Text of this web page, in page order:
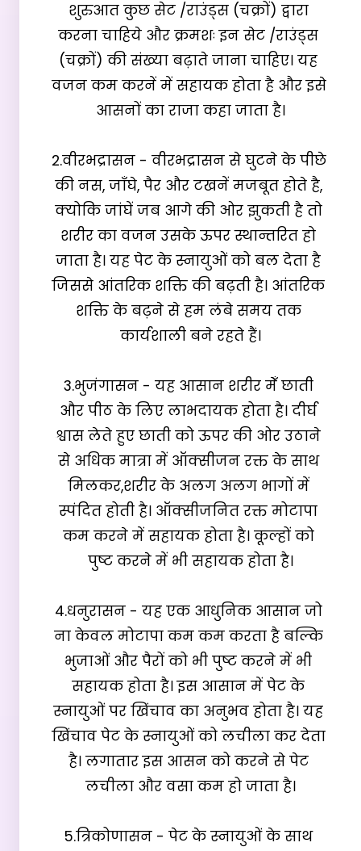
शुरुआत कुछ सेट /राउंड्स (चक्रों) द्वारा
करना चाहिये और क्रमशः इन सेट /राउंड्स
(चक्रों) की संख्या बढ़ाते जाना चाहिए। यह
वजन कम करनें में सहायक होता है और इसे
आसनों का राजा कहा जाता है।
2.वीरभद्रासन - वीरभद्रासन से घुटने के पीछे
की नस, जाँघे, पैर और टखनें मजबूत होते है,
क्योकि जांघें जब आगे की ओर झुकती है तो
शरीर का वजन उसके ऊपर स्थान्तरित हो
जाता है। यह पेट के स्नायुओं को बल देता है
जिससे आंतरिक शक्ति की बढ़ती है। आंतरिक
शक्ति के बढ़ने से हम लंबे समय तक
कार्यशाली बने रहते हैं।
3.भुजंगासन - यह आसान शरीर मेँ छाती
और पीठ के लिए लाभदायक होता है। दीर्घ
श्वास लेते हुए छाती को ऊपर की ओर उठाने
से अधिक मात्रा में ऑक्सीजन रक्त के साथ
मिलकर,शरीर के अलग अलग भागों में
स्पंदित होती है। ऑक्सीजनित रक्त मोटापा
कम करने में सहायक होता है। कूल्हों को
पुष्ट करने में भी सहायक होता है।
4.धनुरासन - यह एक आधुनिक आसान जो
ना केवल मोटापा कम कम करता है बल्कि
भुजाओं और पैरों को भी पुष्ट करने में भी
सहायक होता है। इस आसान में पेट के
स्नायुओं पर खिंचाव का अनुभव होता है। यह
खिंचाव पेट के स्नायुओं को लचीला कर देता
है। लगातार इस आसन को करने से पेट
लचीला और वसा कम हो जाता है।
5.त्रिकोणासन - पेट के स्नायुओं के साथ